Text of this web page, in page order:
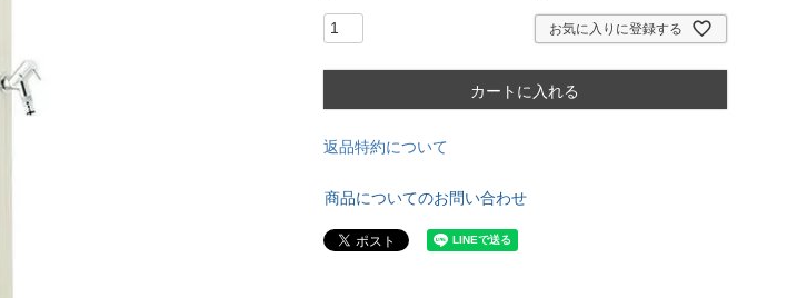
お気に入りに登録する
カートに入れる
返品特約について
商品についてのお問い合わせ